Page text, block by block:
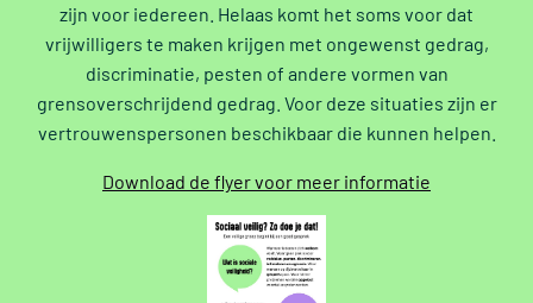
zijn voor iedereen. Helaas komt het soms voor dat
vrijwilligers te maken krijgen met ongewenst gedrag,
discriminatie, pesten of andere vormen van
grensoverschrijdend gedrag. Voor deze situaties zijn er
vertrouwenspersonen beschikbaar die kunnen helpen.
Download de flyer voor meer informatie